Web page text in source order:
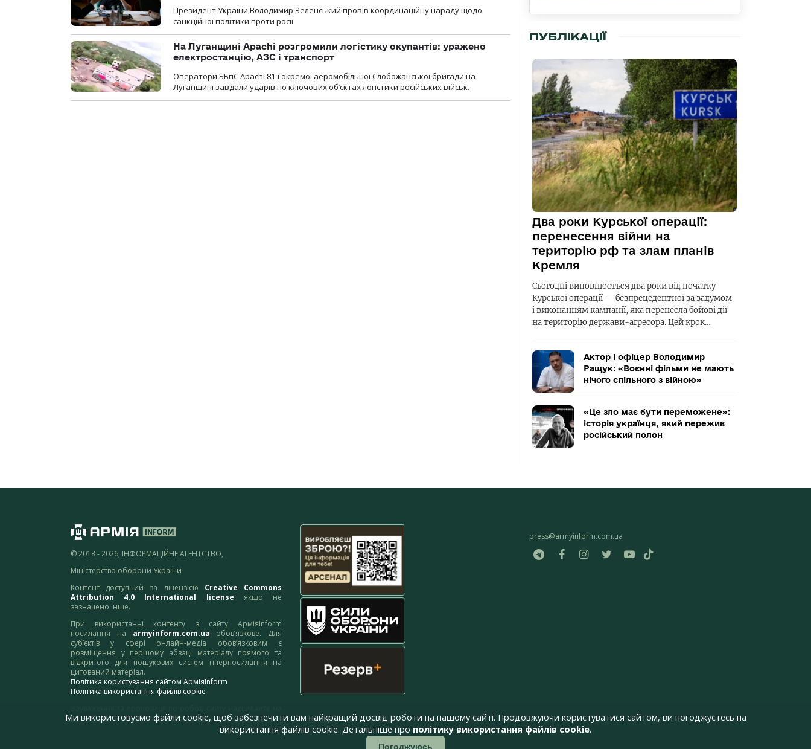
Президент України Володимир Зеленський провів координаційну нараду щодо
санкційної політики проти росії.
На Луганщині Apachi розгромили логістику окупантів: уражено
електростанцію, АЗС і транспорт
Оператори ББпС Apachi 81-ї окремої аеромобільної Слобожанської бригади на
Луганщині завдали ударів по ключових об’єктах логістики російських військ.
ПУБЛІКАЦІЇ
Два роки Курської операції:
перенесення війни на
територію рф та злам планів
Кремля
Сьогодні виповнюється два роки від початку
Курської операції — безпрецедентної за задумом
і виконанням кампанії, яка перенесла бойові дії
на територію держави-агресора. Цей крок…
Актор і офіцер Володимир
Ращук: «Воєнні фільми не мають
нічого спільного з війною»
«Це зло має бути переможене»:
історія українця, який пережив
російський полон
© 2018 - 2026, ІНФОРМАЦІЙНЕ АГЕНТСТВО,
Міністерство оборони України
Контент доступний за ліцензією Creative Commons
Attribution 4.0 International license якщо не
зазначено інше.
При використанні контенту з сайту АрміяInform
посилання на armyinform.com.ua обов’язкове. Для
суб’єктів у сфері онлайн-медіа обов’язковим є
розміщення у першому абзаці матеріалу прямого та
відкритого для пошукових систем гіперпосилання на
цитований матеріал.
Політика користування сайтом АрміяInform
Політика використання файлів cookie
адресу:webmaster@armyinform.com.ua
press@armyinform.com.ua
Ми використовуємо файли cookie, щоб забезпечити вам найкращий досвід роботи на нашому сайті. Продовжуючи користуватися сайтом, ви погоджуєтесь на
використання файлів cookie. Детальніше про політику використання файлів cookie.
Погоджуюсь